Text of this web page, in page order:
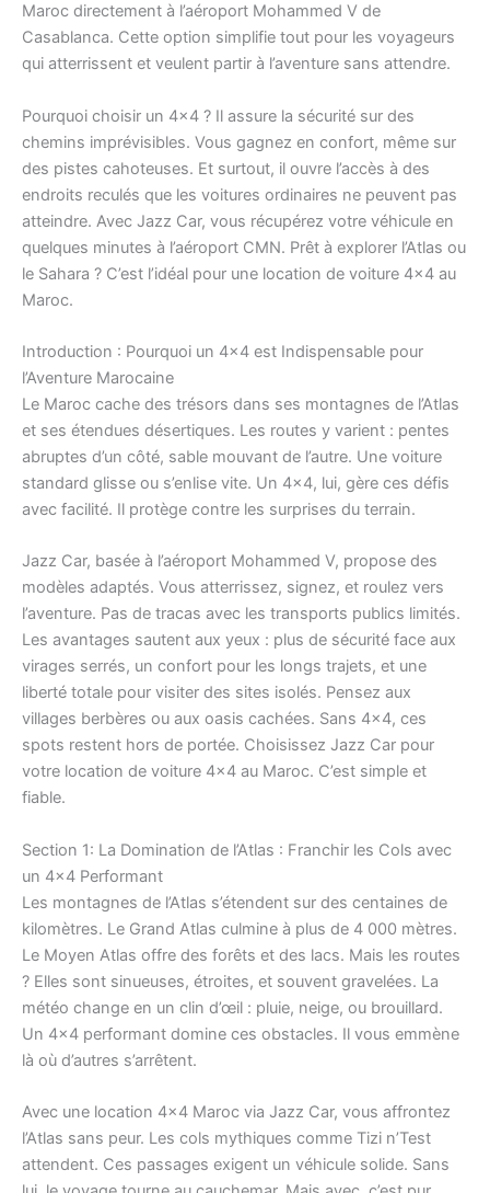
Maroc directement à l’aéroport Mohammed V de
Casablanca. Cette option simplifie tout pour les voyageurs
qui atterrissent et veulent partir à l’aventure sans attendre.
Pourquoi choisir un 4×4 ? Il assure la sécurité sur des
chemins imprévisibles. Vous gagnez en confort, même sur
des pistes cahoteuses. Et surtout, il ouvre l’accès à des
endroits reculés que les voitures ordinaires ne peuvent pas
atteindre. Avec Jazz Car, vous récupérez votre véhicule en
quelques minutes à l’aéroport CMN. Prêt à explorer l’Atlas ou
le Sahara ? C’est l’idéal pour une location de voiture 4×4 au
Maroc.
Introduction : Pourquoi un 4×4 est Indispensable pour
l’Aventure Marocaine
Le Maroc cache des trésors dans ses montagnes de l’Atlas
et ses étendues désertiques. Les routes y varient : pentes
abruptes d’un côté, sable mouvant de l’autre. Une voiture
standard glisse ou s’enlise vite. Un 4×4, lui, gère ces défis
avec facilité. Il protège contre les surprises du terrain.
Jazz Car, basée à l’aéroport Mohammed V, propose des
modèles adaptés. Vous atterrissez, signez, et roulez vers
l’aventure. Pas de tracas avec les transports publics limités.
Les avantages sautent aux yeux : plus de sécurité face aux
virages serrés, un confort pour les longs trajets, et une
liberté totale pour visiter des sites isolés. Pensez aux
villages berbères ou aux oasis cachées. Sans 4×4, ces
spots restent hors de portée. Choisissez Jazz Car pour
votre location de voiture 4×4 au Maroc. C’est simple et
fiable.
Section 1: La Domination de l’Atlas : Franchir les Cols avec
un 4×4 Performant
Les montagnes de l’Atlas s’étendent sur des centaines de
kilomètres. Le Grand Atlas culmine à plus de 4 000 mètres.
Le Moyen Atlas offre des forêts et des lacs. Mais les routes
? Elles sont sinueuses, étroites, et souvent gravelées. La
météo change en un clin d’œil : pluie, neige, ou brouillard.
Un 4×4 performant domine ces obstacles. Il vous emmène
là où d’autres s’arrêtent.
Avec une location 4×4 Maroc via Jazz Car, vous affrontez
l’Atlas sans peur. Les cols mythiques comme Tizi n’Test
attendent. Ces passages exigent un véhicule solide. Sans